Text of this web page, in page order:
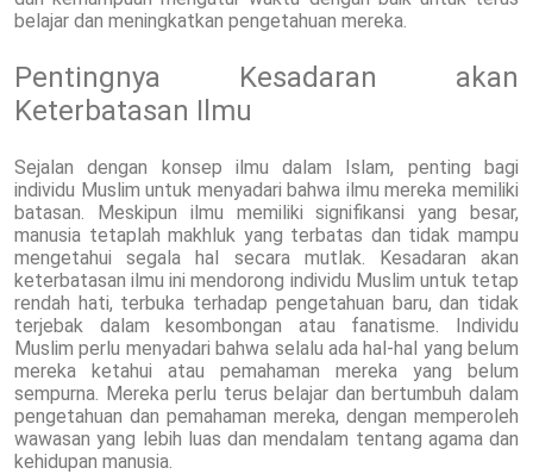
belajar dan meningkatkan pengetahuan mereka.
Pentingnya Kesadaran akan
Keterbatasan Ilmu
Sejalan dengan konsep ilmu dalam Islam, penting bagi
individu Muslim untuk menyadari bahwa ilmu mereka memiliki
batasan. Meskipun ilmu memiliki signifikansi yang besar,
manusia tetaplah makhluk yang terbatas dan tidak mampu
mengetahui segala hal secara mutlak. Kesadaran akan
keterbatasan ilmu ini mendorong individu Muslim untuk tetap
rendah hati, terbuka terhadap pengetahuan baru, dan tidak
terjebak dalam kesombongan atau fanatisme. Individu
Muslim perlu menyadari bahwa selalu ada hal-hal yang belum
mereka ketahui atau pemahaman mereka yang belum
sempurna. Mereka perlu terus belajar dan bertumbuh dalam
pengetahuan dan pemahaman mereka, dengan memperoleh
wawasan yang lebih luas dan mendalam tentang agama dan
kehidupan manusia.